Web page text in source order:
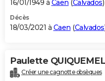
16/01/1949 à Caen (Calvados)
Décès
18/03/2021 à Caen (Calvados
Paulette
Créer une cagnotte obsèques